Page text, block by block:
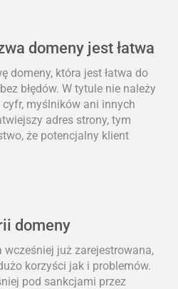
domeny jest łatwa
domeny, która jest łatwa do
błędów. W tytule nie należy
cyfr, myślników ani innych
adres strony, tym
że potencjalny klient
domeny
wcześniej już zarejestrowana,
korzyści jak i problemów.
pod sankcjami przez